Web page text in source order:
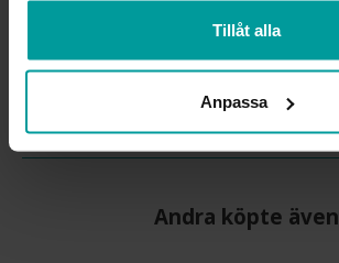
Tillåt alla
Anpassa
5.0
VARUMÄRKE
Schalins
Palladium
Andra köpte även